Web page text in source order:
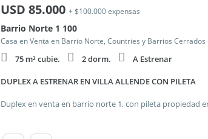
USD 85.000 + $100.000 expensas
Barrio Norte 1 100
Casa en Venta en Barrio Norte, Countries y Barrios Cerrados
75 m² cubie. 2 dorm. A Estrenar
DUPLEX A ESTRENAR EN VILLA ALLENDE CON PILETA